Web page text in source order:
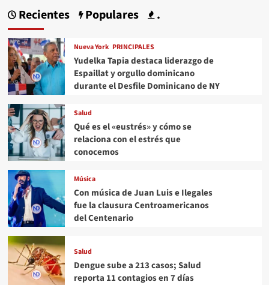
Recientes Populares .
Nueva York PRINCIPALES
Yudelka Tapia destaca liderazgo de
Espaillat y orgullo dominicano
durante el Desfile Dominicano de NY
Salud
Qué es el «eustrés» y cómo se
relaciona con el estrés que
conocemos
Música
Con música de Juan Luis e Ilegales
fue la clausura Centroamericanos
del Centenario
Salud
Dengue sube a 213 casos; Salud
reporta 11 contagios en 7 días